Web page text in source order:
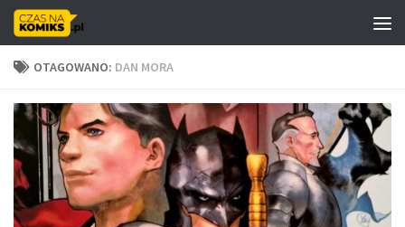
Skip to content
OTAGOWANO: DAN MORA